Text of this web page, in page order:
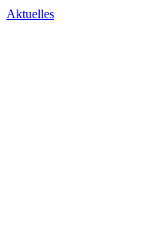
Aktuelles